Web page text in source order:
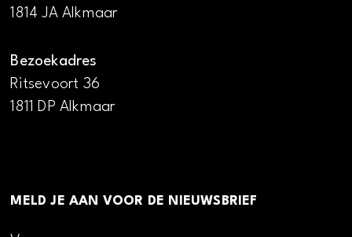
1814 JA Alkmaar
Bezoekadres
Ritsevoort 36
1811 DP Alkmaar
MELD JE AAN VOOR DE NIEUWSBRIEF